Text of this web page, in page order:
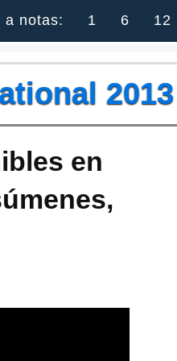
a notas: 1 6 12
2013
en